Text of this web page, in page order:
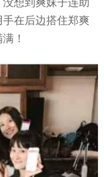
在后边搭住郑爽
！